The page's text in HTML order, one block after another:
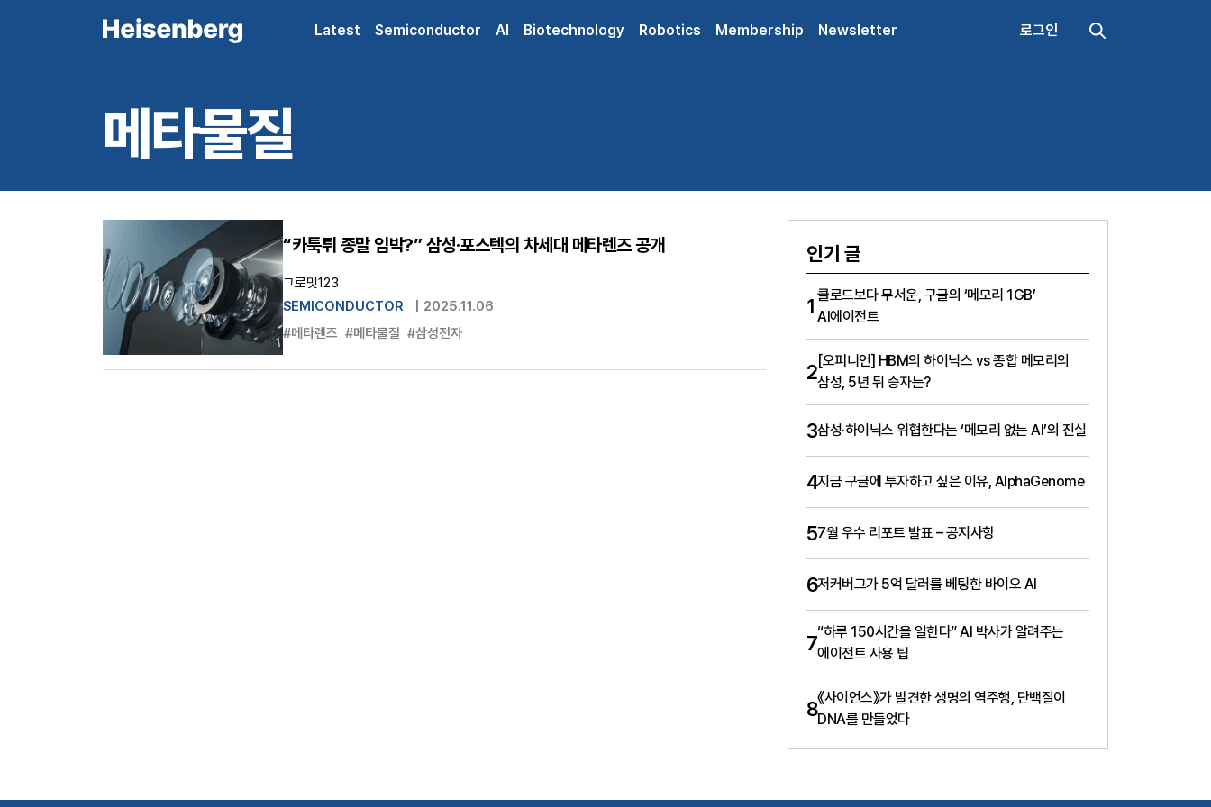
Latest Semiconductor AI Biotechnology Robotics Membership Newsletter 로그인
메타물질
“카툭튀 종말 임박?” 삼성·포스텍의 차세대 메타렌즈 공개
그로밋123
SEMICONDUCTOR
2025.11.06
#메타렌즈 #메타물질 #삼성전자
인기 글
1 클로드보다 무서운, 구글의 ‘메모리 1GB’
AI에이전트
2[오피니언] HBM의 하이닉스 vs 종합 메모리의
삼성, 5년 뒤 승자는?
3삼성·하이닉스 위협한다는 ‘메모리 없는 AI’의 진실
4지금 구글에 투자하고 싶은 이유, AlphaGenome
57월 우수 리포트 발표 – 공지사항
6저커버그가 5억 달러를 베팅한 바이오 AI
7“하루 150시간을 일한다” AI 박사가 알려주는
에이전트 사용 팁
8《사이언스》가 발견한 생명의 역주행, 단백질이
DNA를 만들었다